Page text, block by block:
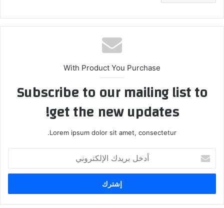
With Product You Purchase
Subscribe to our mailing list to
get the new updates!
Lorem ipsum dolor sit amet, consectetur.
بريدك
الإلكتروني